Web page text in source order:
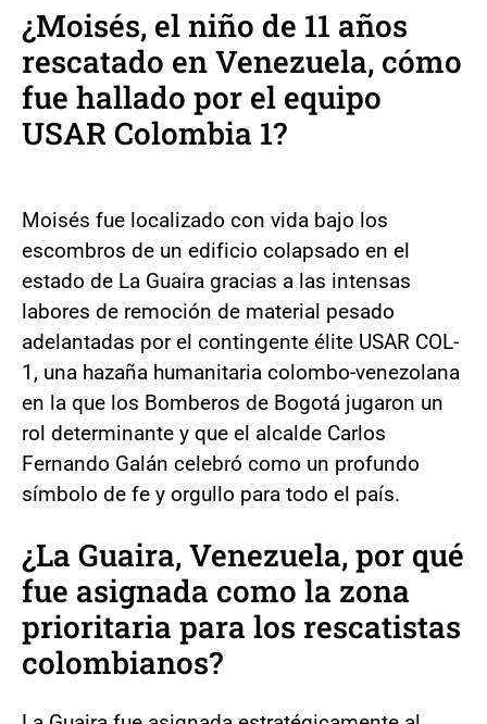
¿Moisés, el niño de 11 años
rescatado en Venezuela, cómo
fue hallado por el equipo
USAR Colombia 1?
Moisés fue localizado con vida bajo los
escombros de un edificio colapsado en el
estado de La Guaira gracias a las intensas
labores de remoción de material pesado
adelantadas por el contingente élite USAR COL-
1, una hazaña humanitaria colombo-venezolana
en la que los Bomberos de Bogotá jugaron un
rol determinante y que el alcalde Carlos
Fernando Galán celebró como un profundo
símbolo de fe y orgullo para todo el país.
¿La Guaira, Venezuela, por qué
fue asignada como la zona
prioritaria para los rescatistas
colombianos?